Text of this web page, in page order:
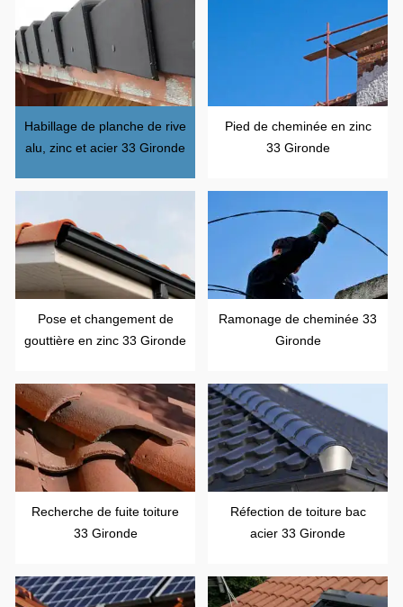
Habillage de planche de rive
alu, zinc et acier 33 Gironde
Pied de cheminée en zinc
33 Gironde
Pose et changement de
gouttière en zinc 33 Gironde
Ramonage de cheminée 33
Gironde
Recherche de fuite toiture
33 Gironde
Réfection de toiture bac
acier 33 Gironde